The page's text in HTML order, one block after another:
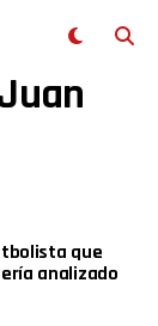
que
analizado